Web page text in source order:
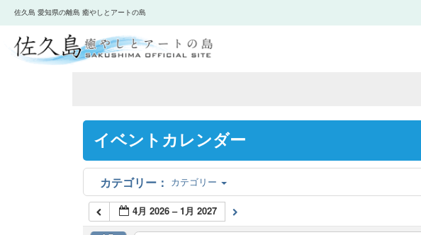
佐久島 愛知県の離島 癒やしとアートの島
イベントカレンダー
カテゴリー
4月 2026 – 1月 2027